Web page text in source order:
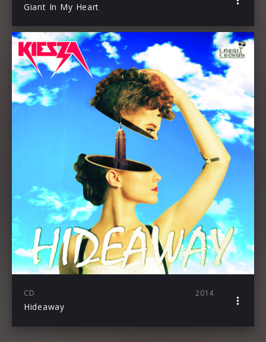
Giant In My Heart
CD 2014
Hideaway